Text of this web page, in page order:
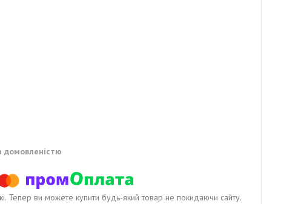
домовленістю
Тепер ви можете купити будь-який товар не покидаючи сайту.